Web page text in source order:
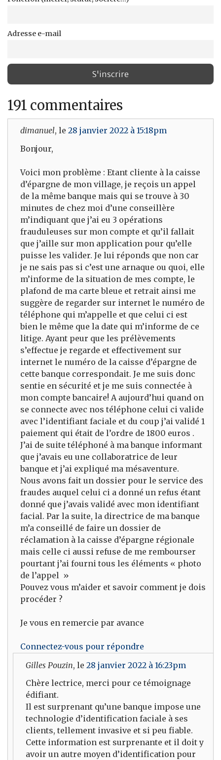
Adresse e-mail
191 commentaires
dimanuel, le 28 janvier 2022 à 15:18pm
Bonjour,
Voici mon problème : Etant cliente à la caisse
d’épargne de mon village, je reçois un appel
de la même banque mais qui se trouve à 30
minutes de chez moi d’une conseillère
m’indiquant que j’ai eu 3 opérations
frauduleuses sur mon compte et qu’il fallait
que j’aille sur mon application pour qu’elle
puisse les valider. Je lui réponds que non car
je ne sais pas si c’est une arnaque ou quoi, elle
m’informe de la situation de mes compte, le
plafond de ma carte bleue et retrait ainsi me
suggère de regarder sur internet le numéro de
téléphone qui m’appelle et que celui ci est
bien le même que la date qui m’informe de ce
litige. Ayant peur que les prélèvements
s’effectue je regarde et effectivement sur
internet le numéro de la caisse d’épargne de
cette banque correspondait. Je me suis donc
sentie en sécurité et je me suis connectée à
mon compte bancaire! A aujourd’hui quand on
se connecte avec nos téléphone celui ci valide
avec l’identifiant faciale et du coup j’ai validé 1
paiement qui était de l’ordre de 1800 euros .
J’ai de suite téléphoné à ma banque informant
que j’avais eu une collaboratrice de leur
banque et j’ai expliqué ma mésaventure.
Nous avons fait un dossier pour le service des
fraudes auquel celui ci a donné un refus étant
donné que j’avais validé avec mon identifiant
facial. Par la suite, la directrice de ma banque
m’a conseillé de faire un dossier de
réclamation à la caisse d’épargne régionale
mais celle ci aussi refuse de me rembourser
pourtant j’ai fourni tous les éléments « photo
de l’appel »
Pouvez vous m’aider et savoir comment je dois
procéder ?
Je vous en remercie par avance
Connectez-vous pour répondre
Gilles Pouzin, le 28 janvier 2022 à 16:23pm
Chère lectrice, merci pour ce témoignage
édifiant.
Il est surprenant qu’une banque impose une
technologie d’identification faciale à ses
clients, tellement invasive et si peu fiable.
Cette information est surprenante et il doit y
avoir un autre moyen d’identification pour